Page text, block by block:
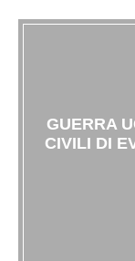
GUERRA
CIVILI DI